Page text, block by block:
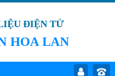
ĐIỆN TỬ
HOA LAN